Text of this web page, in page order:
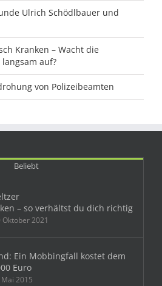
Ulrich Schödlbauer und
Kranken – Wacht die
auf?
von Polizeibeamten
Beliebt
– so verhältst du dich richtig
2021
Ein Mobbingfall kostet dem
Euro
2015